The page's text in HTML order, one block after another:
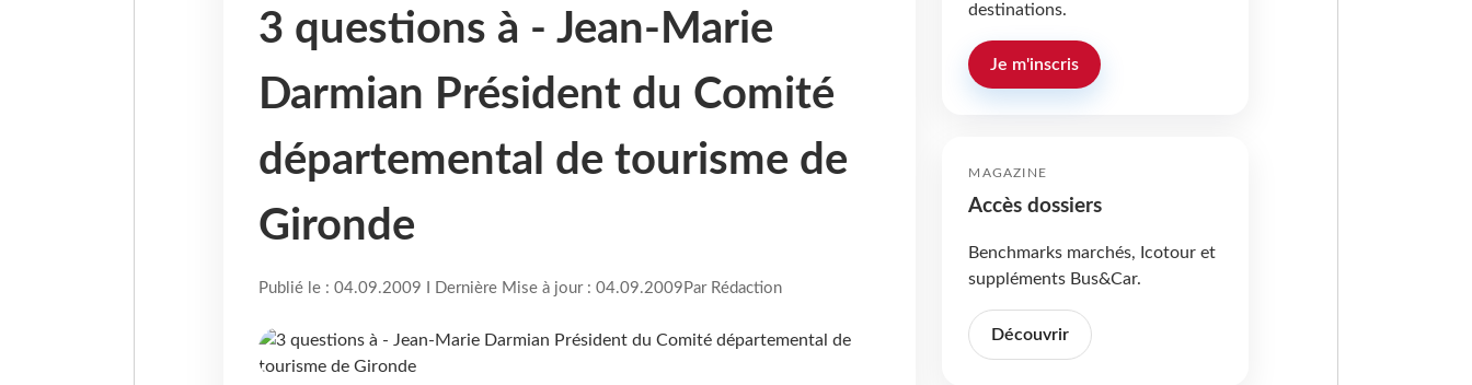
3 questions à - Jean-Marie
Darmian Président du Comité
départemental de tourisme de
Gironde
Publié le : 04.09.2009 I Dernière Mise à jour : 04.09.2009 Par Rédaction
destinations.
Je m'inscris
MAGAZINE
Accès dossiers
Benchmarks marchés, Icotour et
suppléments Bus&Car.
Découvrir